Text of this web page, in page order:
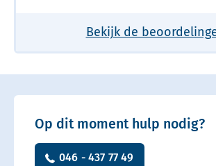
Bekijk de
Op dit moment hulp nodig?
046 - 437 77 49